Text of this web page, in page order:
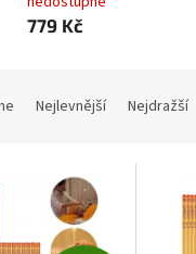
779 Kč
Nejlevnější Nejdražší